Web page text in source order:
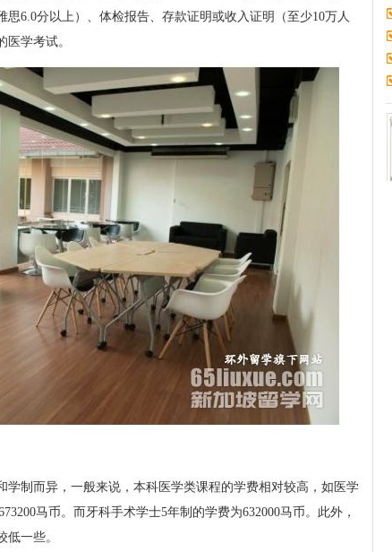
6.0分以上）、体检报告、存款证明或收入证明（至少10万人
学考试。
学制而异，一般来说，本科医学类课程的学费相对较高，如医学
马币。而牙科手术学士5年制的学费为632000马币。此外，
一些。